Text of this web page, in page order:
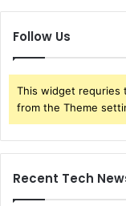
Follow Us
This widget requries
from the Theme
Recent Tech